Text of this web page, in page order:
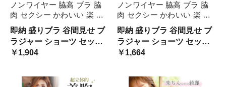
ノンワイヤー 脇高 ブラ 脇
肉 セクシー かわいい 楽 レ
ディース 女性 下着 インナ
ー 上下セット 大きいサイズ
レース バイカラー 小胸 谷
間 メイク ランジェリー
即納 盛りブラ 谷間見せ ブ
ラジャー ショーツ セット
ノンワイヤー セクシー パ
カップ 小胸 脇高 美胸 ワイ
￥1,904
ノンワイヤー 脇高 ブラ 脇
肉 セクシー かわいい 楽 花
柄 レース レディース 女性
下着 インナー ランジェリー
上下セット 大きいサイズ 谷
間 メイク 盛りブ 小胸
即納 盛りブラ 谷間見せ ブ
ラジャー ショーツ セット
ノンワイヤー セクシー パ
カップ 小胸 盛れる 美胸 補
￥1,664